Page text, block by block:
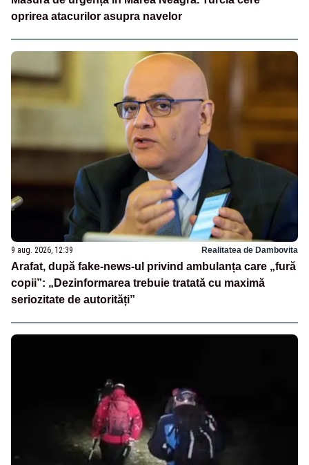
oprirea atacurilor asupra navelor
9 aug. 2026, 12:39 Realitatea de Dambovita
Arafat, după fake-news-ul privind ambulanța care „fură
copii”: „Dezinformarea trebuie tratată cu maximă
seriozitate de autorități”